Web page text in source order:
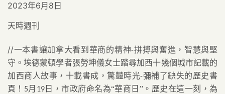
2023年6月8日
天時週刊
//一本書讓加拿大看到華商的精神-拼搏與奮進，智慧與堅
守。埃德蒙頓學者張勞坤儀女士踏尋加西十幾個城市記載的
加西商人故事，十載書成，驚豔時光-彌補了缺失的歷史書
頁！ 5月 19日，市政府命名為“華商日”。歷史在這一刻，為